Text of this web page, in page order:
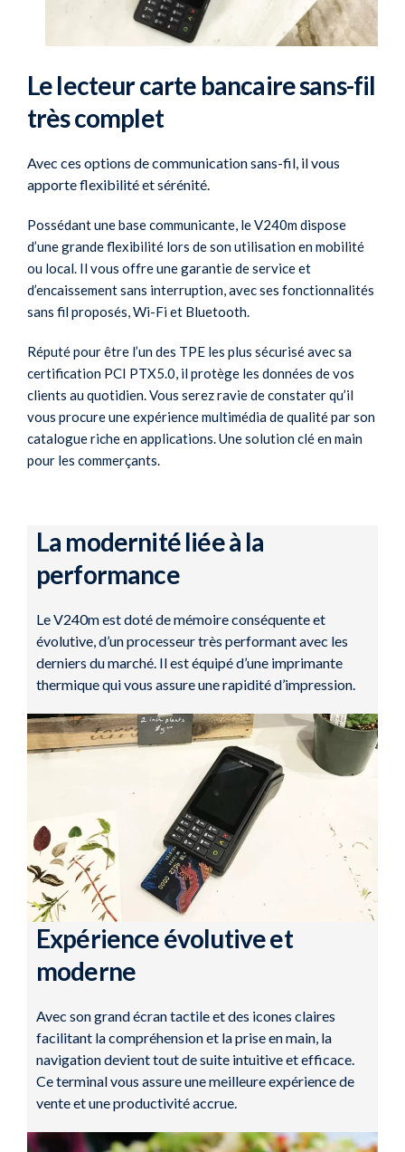
Le lecteur carte bancaire sans-fil
très complet
Avec ces options de communication sans-fil, il vous
apporte flexibilité et sérénité.
Possédant une base communicante, le V240m dispose
d’une grande flexibilité lors de son utilisation en mobilité
ou local. Il vous offre une garantie de service et
d’encaissement sans interruption, avec ses fonctionnalités
sans fil proposés, Wi-Fi et Bluetooth.
Réputé pour être l’un des TPE les plus sécurisé avec sa
certification PCI PTX5.0, il protège les données de vos
clients au quotidien. Vous serez ravie de constater qu’il
vous procure une expérience multimédia de qualité par son
catalogue riche en applications. Une solution clé en main
pour les commerçants.
La modernité liée à la
performance
Le V240m est doté de mémoire conséquente et
évolutive, d’un processeur très performant avec les
derniers du marché. Il est équipé d’une imprimante
thermique qui vous assure une rapidité d’impression.
Expérience évolutive et
moderne
Avec son grand écran tactile et des icones claires
facilitant la compréhension et la prise en main, la
navigation devient tout de suite intuitive et efficace.
Ce terminal vous assure une meilleure expérience de
vente et une productivité accrue.